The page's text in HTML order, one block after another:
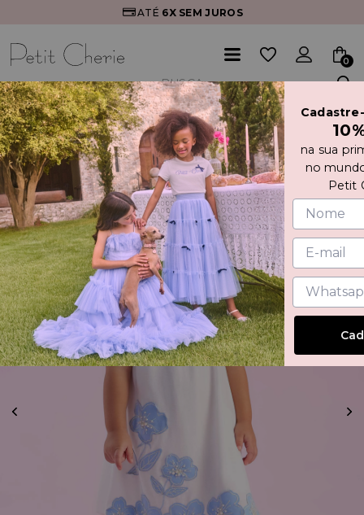
SEM JUROS
0
Início VESTIDO FLORES BORDADAS COM PÉROLAS
na sua
no
Petit